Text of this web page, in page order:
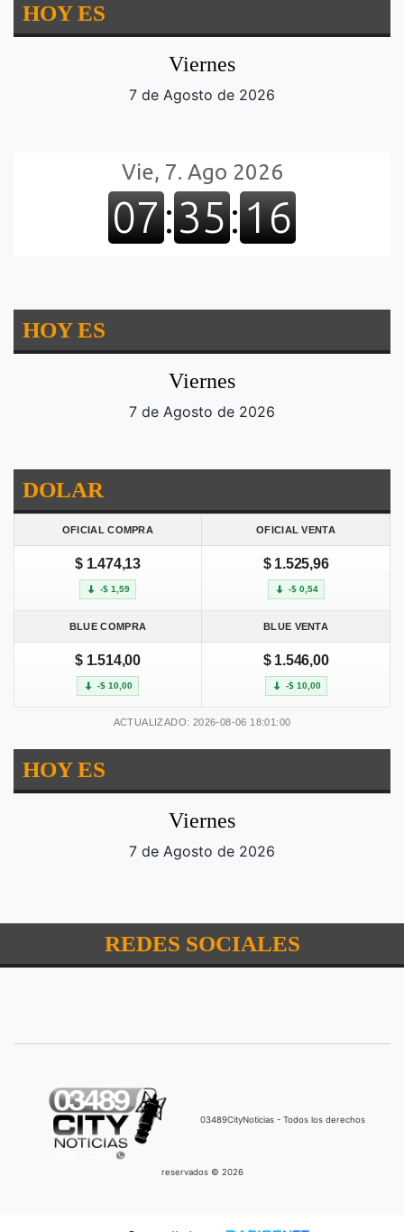
HOY ES
Viernes
7 de Agosto de 2026
HOY ES
Viernes
7 de Agosto de 2026
DOLAR
OFICIAL COMPRA OFICIAL VENTA
$ 1.474,13
-$ 1,59
$ 1.525,96
-$ 0,54
BLUE COMPRA BLUE VENTA
$ 1.514,00
-$ 10,00
$ 1.546,00
-$ 10,00
ACTUALIZADO: 2026-08-06 18:01:00
HOY ES
Viernes
7 de Agosto de 2026
REDES SOCIALES
03489CityNoticias - Todos los derechos
reservados © 2026